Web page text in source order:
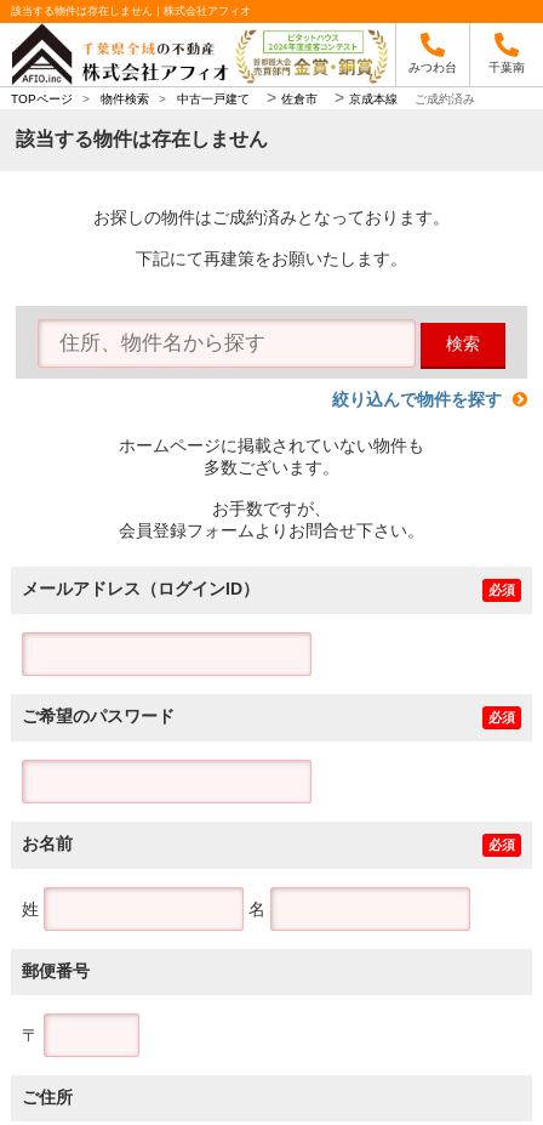
該当する物件は存在しません｜株式会社アフィオ
みつわ台 千葉南
TOPページ > 物件検索 > 中古一戸建て > 佐倉市 > 京成本線 ご成約済み
該当する物件は存在しません
お探しの物件はご成約済みとなっております。
下記にて再建策をお願いたします。
検索
絞り込んで物件を探す
ホームページに掲載されていない物件も
多数ございます。
お手数ですが、
会員登録フォームよりお問合せ下さい。
メールアドレス（ログインID） 必須
ご希望のパスワード 必須
お名前 必須
姓 名
郵便番号
〒
ご住所